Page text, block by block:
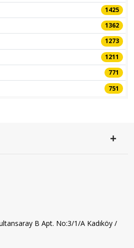
1425
1362
1273
1211
771
751
B Apt. No:3/1/A Kadıköy /